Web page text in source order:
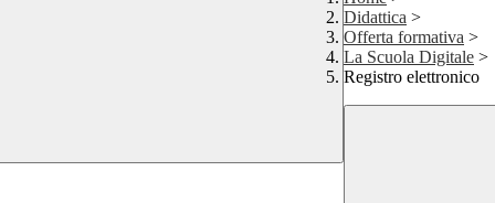
Didattica >
Offerta formativa >
La Scuola Digitale >
Registro elettronico